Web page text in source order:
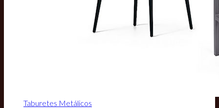
Taburetes Metálicos